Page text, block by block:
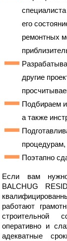
его
ремонтных
другие
Подбираем
а также
процедурам,
Поэтапно
Если вам
BALCHUG
работают
строительной
оперативно и
адекватные